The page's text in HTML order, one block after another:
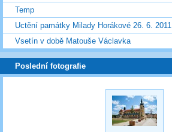
Temp
Uctění památky Milady Horákové 26. 6. 2011
Vsetín v době Matouše Václavka
Poslední fotografie